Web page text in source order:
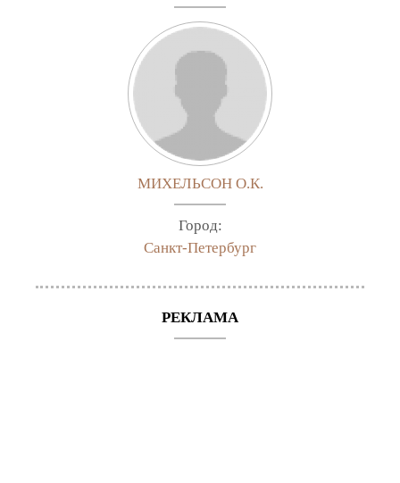
МИХЕЛЬСОН О.К.
Город:
Санкт-Петербург
РЕКЛАМА